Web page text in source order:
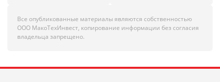
Все опубликованные материалы являются собственностью
ООО МакоТехИнвест, копирование информации без согласия
владельца запрещено.